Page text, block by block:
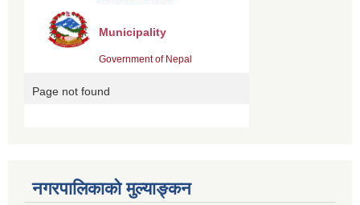
नगरपालिकाको मुल्याङ्कन